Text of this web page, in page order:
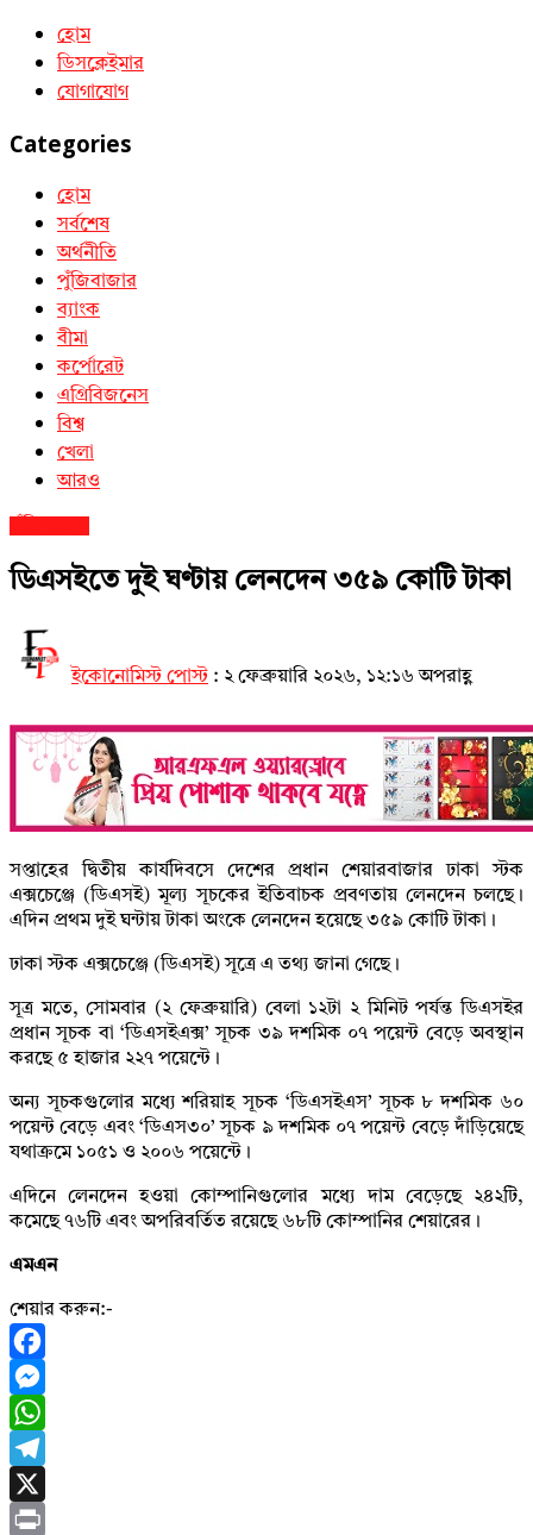
হোম
ডিসক্লেইমার
যোগাযোগ
Categories
হোম
সর্বশেষ
অর্থনীতি
পুঁজিবাজার
ব্যাংক
বীমা
কর্পোরেট
এগ্রিবিজনেস
বিশ্ব
খেলা
আরও
ডিএসইতে দুই ঘণ্টায় লেনদেন ৩৫৯ কোটি টাকা
ইকোনোমিস্ট পোস্ট : ২ ফেব্রুয়ারি ২০২৬, ১২:১৬ অপরাহ্ণ
সপ্তাহের দ্বিতীয় কার্যদিবসে দেশের প্রধান শেয়ারবাজার ঢাকা স্টক
এক্সচেঞ্জে (ডিএসই) মূল্য সূচকের ইতিবাচক প্রবণতায় লেনদেন চলছে।
এদিন প্রথম দুই ঘন্টায় টাকা অংকে লেনদেন হয়েছে ৩৫৯ কোটি টাকা।
ঢাকা স্টক এক্সচেঞ্জে (ডিএসই) সূত্রে এ তথ্য জানা গেছে।
সূত্র মতে, সোমবার (২ ফেব্রুয়ারি) বেলা ১২টা ২ মিনিট পর্যন্ত ডিএসইর
প্রধান সূচক বা ‘ডিএসইএক্স’ সূচক ৩৯ দশমিক ০৭ পয়েন্ট বেড়ে অবস্থান
করছে ৫ হাজার ২২৭ পয়েন্টে।
অন্য সূচকগুলোর মধ্যে শরিয়াহ সূচক ‘ডিএসইএস’ সূচক ৮ দশমিক ৬০
পয়েন্ট বেড়ে এবং ‘ডিএস৩০’ সূচক ৯ দশমিক ০৭ পয়েন্ট বেড়ে দাঁড়িয়েছে
যথাক্রমে ১০৫১ ও ২০০৬ পয়েন্টে।
এদিনে লেনদেন হওয়া কোম্পানিগুলোর মধ্যে দাম বেড়েছে ২৪২টি,
কমেছে ৭৬টি এবং অপরিবর্তিত রয়েছে ৬৮টি কোম্পানির শেয়ারের।
এমএন
শেয়ার করুন:-
Facebook
Messenger
WhatsApp
Telegram
X